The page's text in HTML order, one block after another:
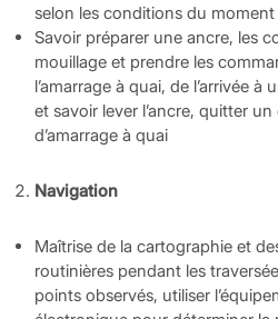
selon les conditions du moment
Savoir préparer une ancre, les
mouillage et prendre les
l’amarrage à quai, de l’arrivée à
et savoir lever l’ancre, quitter
d’amarrage à quai
Navigation
Maîtrise de la cartographie et
routinières pendant les
points observés, utiliser